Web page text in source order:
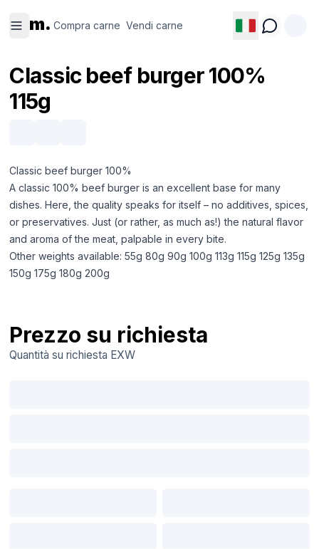
m. Compra carne Vendi carne
carne
carne
Classic beef burger 100%
115g
Classic beef burger 100%
A classic 100% beef burger is an excellent base for many
dishes. Here, the quality speaks for itself – no additives, spices,
or preservatives. Just (or rather, as much as!) the natural flavor
and aroma of the meat, palpable in every bite.
Other weights available: 55g 80g 90g 100g 113g 115g 125g 135g
150g 175g 180g 200g
Prezzo su richiesta
Quantità su richiesta EXW